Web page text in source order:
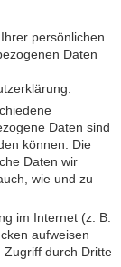
persönlichen
Daten
Daten sind
können. Die
Daten wir
wie und zu
im Internet (z. B.
aufweisen
Zugriff durch Dritte